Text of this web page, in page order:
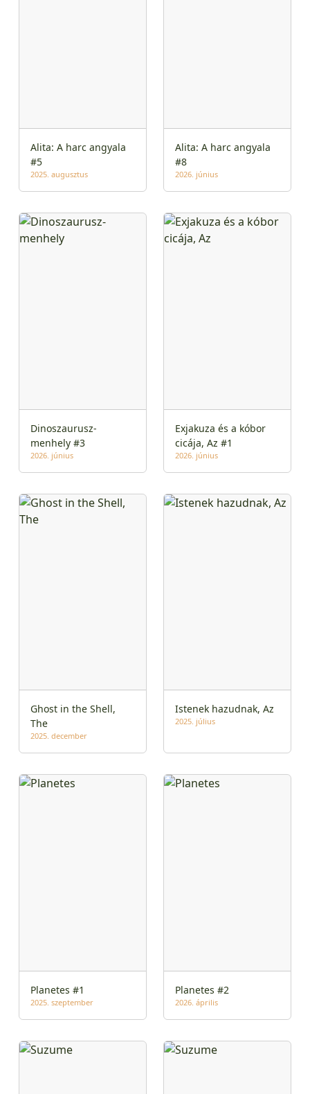
Alita: A harc angyala
#5
2025. augusztus
Alita: A harc angyala
#8
2026. június
Dinoszaurusz-
menhely #3
2026. június
Exjakuza és a kóbor
cicája, Az #1
2026. június
Ghost in the Shell,
The
2025. december
Istenek hazudnak, Az
2025. július
Planetes #1
2025. szeptember
Planetes #2
2026. április